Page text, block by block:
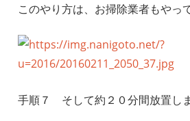
このやり方は、お掃除業者もやっ
手順７ そして約２０分間放置しま